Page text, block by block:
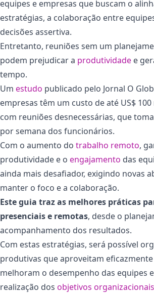
equipes e empresas que buscam o
estratégias, a colaboração entre
decisões assertiva.
Entretanto, reuniões sem um
podem prejudicar a produtividade e
tempo.
Um estudo publicado pelo Jornal O
empresas têm um custo de até US$
com reuniões desnecessárias, que
por semana dos funcionários.
Com o aumento do trabalho remoto,
produtividade e o engajamento das
ainda mais desafiador, exigindo novas
manter o foco e a colaboração.
Este guia traz as melhores práticas
presenciais e remotas, desde o
acompanhamento dos resultados.
Com estas estratégias, será possível
produtivas que aproveitam
melhoram o desempenho das equipes
realização dos objetivos organizacionais